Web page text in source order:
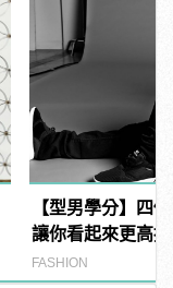
【型男學分】四
讓你看起來更高
FASHION